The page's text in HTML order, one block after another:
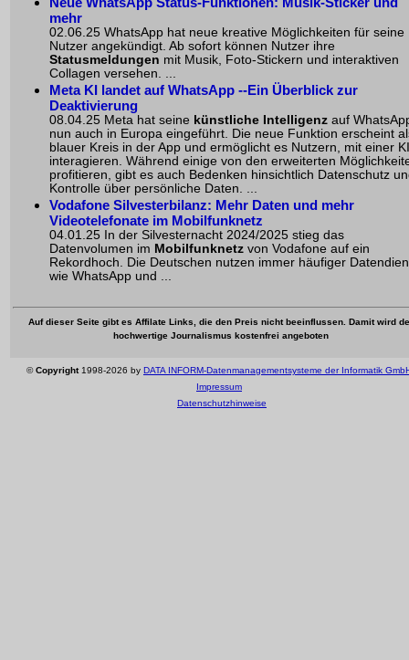
mehr
02.06.25 WhatsApp hat neue kreative Möglichkeiten für seine
Nutzer angekündigt. Ab sofort können Nutzer ihre
Statusmeldungen mit Musik, Foto-Stickern und interaktiven
Collagen versehen. ...
Meta KI landet auf WhatsApp --Ein Überblick zur
Deaktivierung
08.04.25 Meta hat seine künstliche Intelligenz auf
nun auch in Europa eingeführt. Die neue Funktion erscheint
blauer Kreis in der App und ermöglicht es Nutzern, mit einer
interagieren. Während einige von den erweiterten
profitieren, gibt es auch Bedenken hinsichtlich Datenschutz
Kontrolle über persönliche Daten. ...
Vodafone Silvesterbilanz: Mehr Daten und mehr
Videotelefonate im Mobilfunknetz
04.01.25 In der Silvesternacht 2024/2025 stieg das
Datenvolumen im Mobilfunknetz von Vodafone auf ein
Rekordhoch. Die Deutschen nutzen immer häufiger
wie WhatsApp und ...
Auf dieser Seite gibt es Affilate Links, die den Preis nicht beeinflussen. Damit wird
hochwertige Journalismus kostenfrei angeboten
©Copyright1998-2026 by DATA INFORM-Datenmanagementsysteme der Informatik
Impressum
Datenschutzhinweise